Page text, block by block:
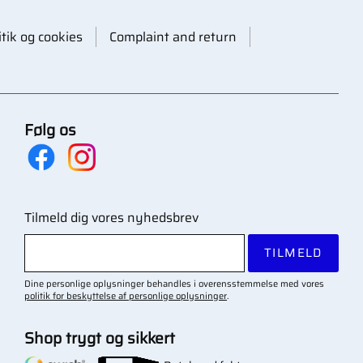
og cookies Complaint and return
Følg os
Tilmeld dig vores nyhedsbrev
TILMELD
Dine personlige oplysninger behandles i overensstemmelse med vores
politik for beskyttelse af personlige oplysninger.
Shop trygt og sikkert